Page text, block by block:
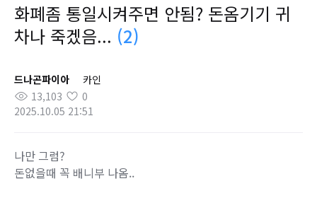
화폐좀 통일시켜주면 안됨? 돈옴기기 귀
차나 죽겠음... (2)
드나곤파이아
카인
13,103
0
2025.10.05 21:51
나만 그럼?
돈없을때 꼭 배니부 나옴..